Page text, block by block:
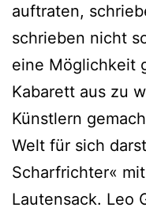
auftraten,
schrieben nicht
eine Möglichkeit
Kabarett aus zu
Künstlern
Welt für sich
Scharfrichter«
Lautensack. Leo